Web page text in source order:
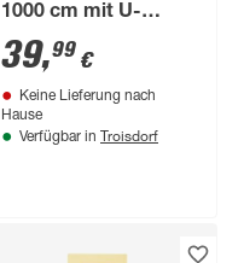
1000 cm mit U-
Haken
39,99 €
Keine Lieferung nach
Hause
Verfügbar in Troisdorf